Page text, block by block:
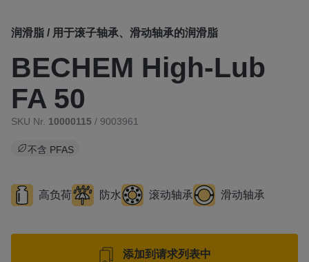
润滑脂 / 用于滚子轴承、滑动轴承的润滑脂
BECHEM High-Lub
FA 50
SKU Nr. 10000115 / 9003961
不含 PFAS
高负荷 防水 滚动轴承 滑动轴承
添加到请求列表中